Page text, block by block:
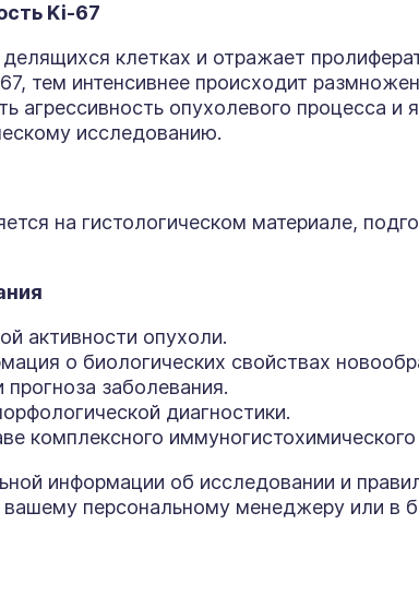
Ki-67
клетках и отражает
тем интенсивнее происходит
агрессивность опухолевого процесса
исследованию.
на гистологическом материале,
активности опухоли.
о биологических свойствах
заболевания.
диагностики.
комплексного
информации об исследовании и
вашему персональному менеджеру или в